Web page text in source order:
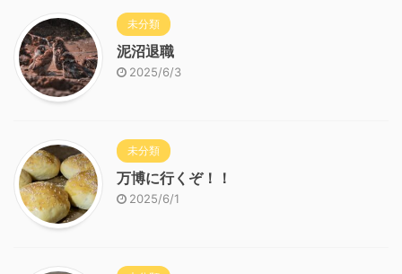
未分類
泥沼退職
2025/6/3
未分類
万博に行くぞ！！
2025/6/1